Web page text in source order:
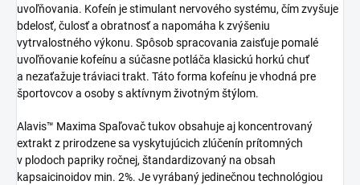
uvoľňovania. Kofeín je stimulant nervového systému, čím zvyšuje
bdelosť, čulosť a obratnosť a napomáha k zvýšeniu
vytrvalostného výkonu. Spôsob spracovania zaisťuje pomalé
uvoľňovanie kofeínu a súčasne potláča klasickú horkú chuť
a nezaťažuje tráviaci trakt. Táto forma kofeínu je vhodná pre
športovcov a osoby s aktívnym životným štýlom.
Alavis™ Maxima Spaľovač tukov obsahuje aj koncentrovaný
extrakt z prirodzene sa vyskytujúcich zlúčenín prítomných
v plodoch papriky ročnej, štandardizovaný na obsah
kapsaicinoidov min. 2%. Je vyrábaný jedinečnou technológiou